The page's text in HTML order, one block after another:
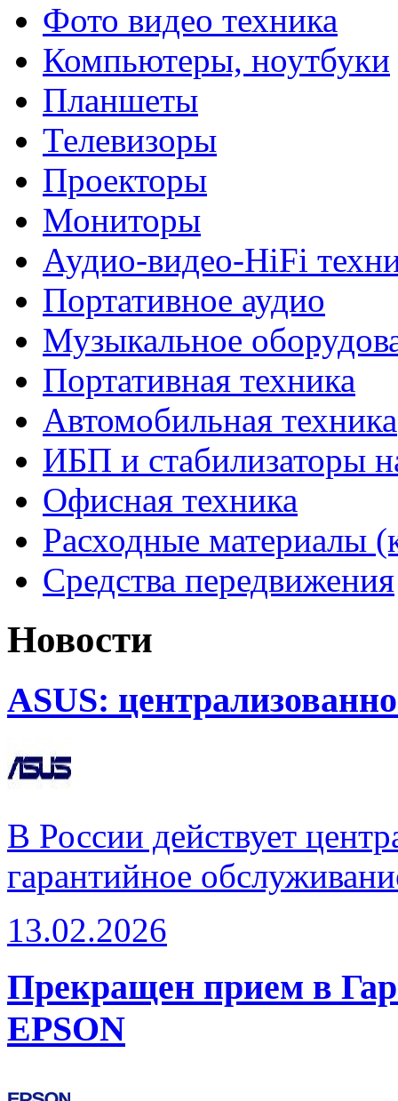
Фото видео техника
Компьютеры, ноутбуки
Планшеты
Телевизоры
Проекторы
Мониторы
Аудио-видео-HiFi
Портативное аудио
Музыкальное
Портативная техника
Автомобильная техника
ИБП и стабилизаторы
Офисная техника
Расходные материалы
Средства передвижения
Новости
ASUS:
В России действует
гарантийное
13.02.2026
Прекращен прием в
EPSON